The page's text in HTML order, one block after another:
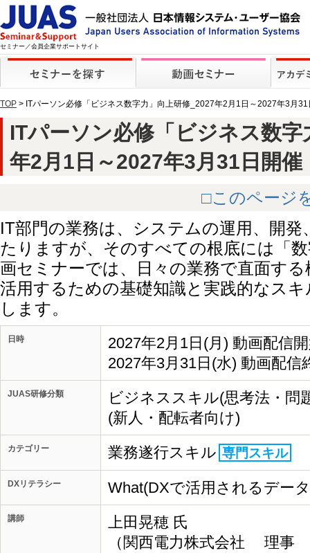
セミナー／会員企業サポートサイト
TOP > ITパーソン必修「ビジネス数字力」向上研修_2027年2月1日～2027年3月
ITパーソン必修「ビジネス数
年2月1日～2027年3月31日開
□このページ
IT部門の業務は、システムの運用、開
たりますが、そのすべての根底には「
画セミナーでは、日々の業務で直面す
活用するための基礎知識と実践的なス
します。
日時
2027年2月1日(月) 動画配信
2027年3月31日(水) 動画配信
JUAS研修分類
ビジネススキル(思考法・問
(新人・配転者向け)
カテゴリー 業務遂行スキル 専門スキル
DXリテラシー What(DXで活用されるデー
講師
上田晃穂 氏
（関西電力株式会社 理事